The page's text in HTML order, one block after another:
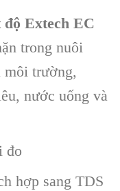
độ Extech EC
trong nuôi
môi trường,
nước uống và
đo
hợp sang TDS